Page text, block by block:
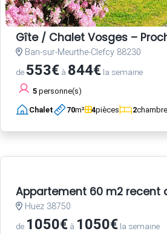
Gîte / Chalet Vosges –
Ban-sur-Meurthe-Clefcy 88230
de 553€ à 844€ la semaine
5 personne(s)
Chalet 70m² 4pièces 2
Appartement 60 m2 recent
Huez 38750
de 1050€ à 1050€ la semaine